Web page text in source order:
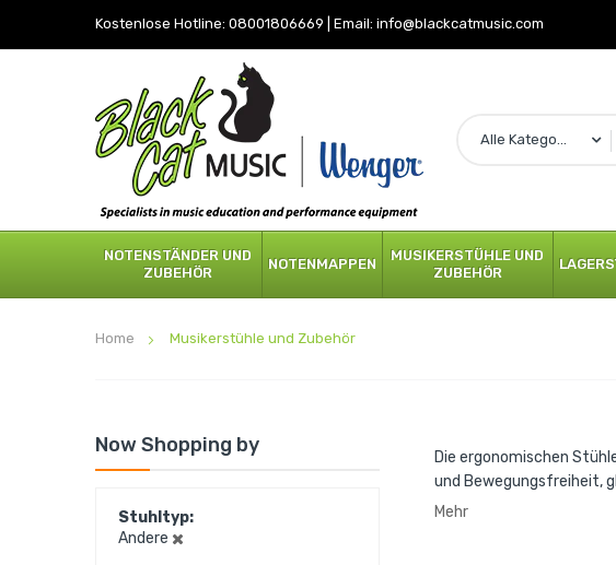
Kostenlose Hotline: 08001806669 Email: info@blackcatmusic.com
Alle Kategorien
NOTENSTÄNDER UND
ZUBEHÖR
NOTENMAPPEN
MUSIKERSTÜHLE UND
ZUBEHÖR
Home Musikerstühle und Zubehör
Now Shopping by
Stuhltyp
Andere
Die ergonomischen
und Bewegungsfreiheit,
Mehr